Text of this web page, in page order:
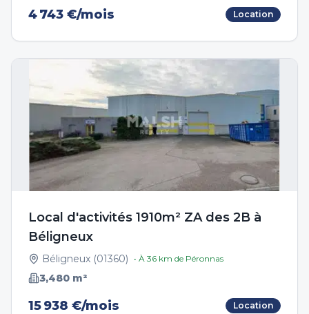
4 743 €/mois Location
Local d'activités 1910m² ZA des 2B à
Béligneux
Béligneux (01360) • À 36 km de Péronnas
3,480 m²
15 938 €/mois Location